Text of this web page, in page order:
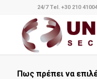
24/7 Tel. +30 210
Πως πρέπει να